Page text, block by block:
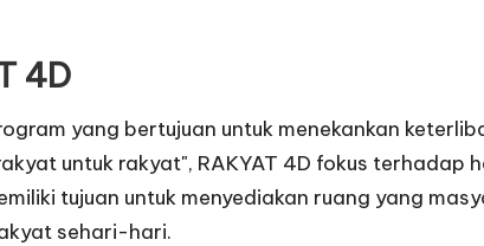
4D
yang bertujuan untuk menekankan
untuk rakyat", RAKYAT 4D fokus
tujuan untuk menyediakan ruang yang
sehari-hari.